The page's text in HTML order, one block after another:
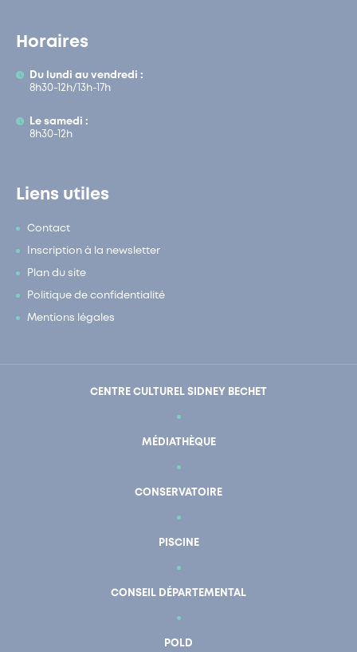
Horaires
Du lundi au vendredi :
8h30-12h/13h-17h
Le samedi :
8h30-12h
Liens utiles
Contact
Inscription à la newsletter
Plan du site
Politique de confidentialité
Mentions légales
CENTRE CULTUREL SIDNEY BECHET
MÉDIATHÈQUE
CONSERVATOIRE
PISCINE
CONSEIL DÉPARTEMENTAL
POLD